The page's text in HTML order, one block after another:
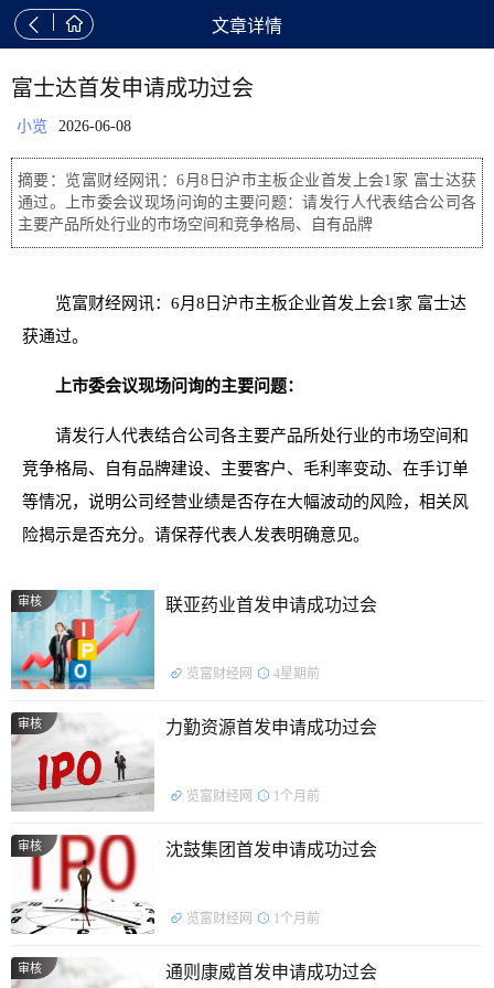
  文章详情
富士达首发申请成功过会
小览 2026-06-08
摘要：览富财经网讯：6月8日沪市主板企业首发上会1家 富士达获
通过。上市委会议现场问询的主要问题：请发行人代表结合公司各
主要产品所处行业的市场空间和竞争格局、自有品牌
览富财经网讯：6月8日沪市主板企业首发上会1家 富士达
获通过。
上市委会议现场问询的主要问题：
请发行人代表结合公司各主要产品所处行业的市场空间和
竞争格局、自有品牌建设、主要客户、毛利率变动、在手订单
等情况，说明公司经营业绩是否存在大幅波动的风险，相关风
险揭示是否充分。请保荐代表人发表明确意见。
审核 联亚药业首发申请成功过会
览富财经网 4星期前
审核 力勤资源首发申请成功过会
览富财经网 1个月前
审核 沈鼓集团首发申请成功过会
览富财经网 1个月前
审核 通则康威首发申请成功过会